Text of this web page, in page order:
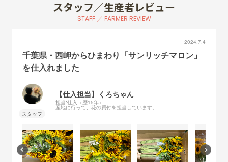
スタッフ／生産者レビュー
STAFF ／ FARMER REVIEW
2024.7.4
千葉県・西岬からひまわり「サンリッチマロン」
を仕入れました
【仕入担当】くろちゃん
担当:仕入（歴15年）
産地に行って、花の買付を担当しています。